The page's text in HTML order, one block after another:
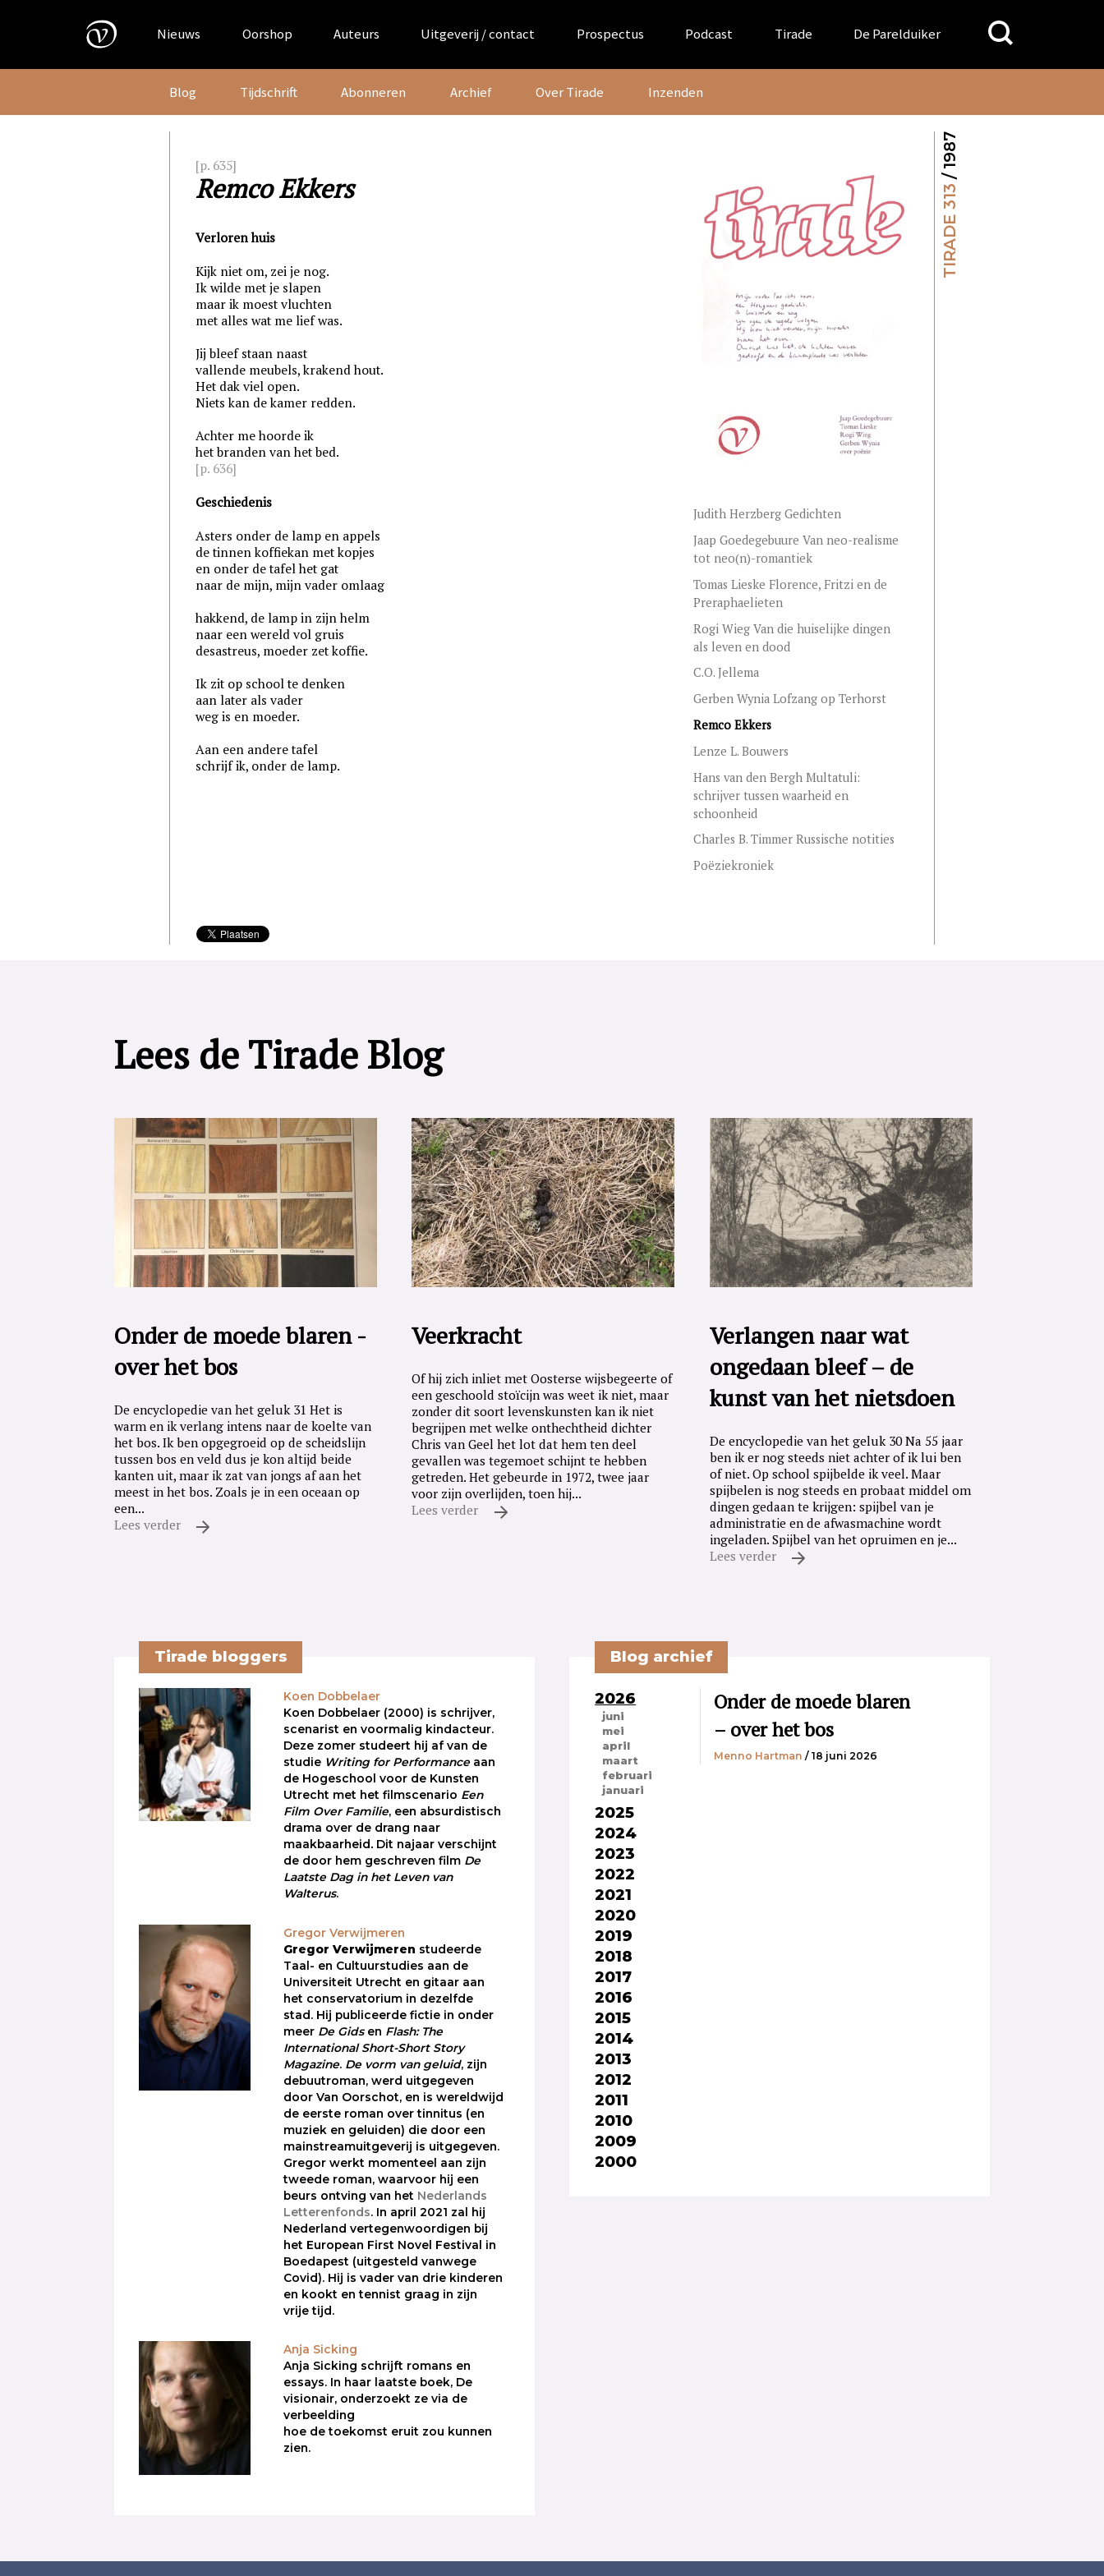
Nieuws Oorshop Auteurs Uitgeverij / contact Prospectus Podcast Tirade De Parelduiker
Search
for:
Blog Tijdschrift Abonneren Archief Over Tirade Inzenden
TIRADE 313
/ 1987
[p. 635]
Remco Ekkers
Verloren huis
Kijk niet om, zei je nog.
Ik wilde met je slapen
maar ik moest vluchten
met alles wat me lief was.
Jij bleef staan naast
vallende meubels, krakend hout.
Het dak viel open.
Niets kan de kamer redden.
Achter me hoorde ik
het branden van het bed.
[p. 636]
Geschiedenis
Asters onder de lamp en appels
de tinnen koffiekan met kopjes
en onder de tafel het gat
naar de mijn, mijn vader omlaag
hakkend, de lamp in zijn helm
naar een wereld vol gruis
desastreus, moeder zet koffie.
Ik zit op school te denken
aan later als vader
weg is en moeder.
Aan een andere tafel
schrijf ik, onder de lamp.
Judith Herzberg Gedichten
Jaap Goedegebuure Van neo-realisme
tot neo(n)-romantiek
Tomas Lieske Florence, Fritzi en de
Preraphaelieten
Rogi Wieg Van die huiselijke dingen
als leven en dood
C.O. Jellema
Gerben Wynia Lofzang op Terhorst
Remco Ekkers
Lenze L. Bouwers
Hans van den Bergh Multatuli:
schrijver tussen waarheid en
schoonheid
Charles B. Timmer Russische notities
Poëziekroniek
Lees de Tirade Blog
Onder de moede blaren -
over het bos
De encyclopedie van het geluk 31 Het is
warm en ik verlang intens naar de koelte van
het bos. Ik ben opgegroeid op de scheidslijn
tussen bos en veld dus je kon altijd beide
kanten uit, maar ik zat van jongs af aan het
meest in het bos. Zoals je in een oceaan op
een...
Lees verder
Veerkracht
Of hij zich inliet met Oosterse wijsbegeerte of
een geschoold stoïcijn was weet ik niet, maar
zonder dit soort levenskunsten kan ik niet
begrijpen met welke onthechtheid dichter
Chris van Geel het lot dat hem ten deel
gevallen was tegemoet schijnt te hebben
getreden. Het gebeurde in 1972, twee jaar
voor zijn overlijden, toen hij...
Lees verder
Verlangen naar wat
ongedaan bleef – de
kunst van het nietsdoen
De encyclopedie van het geluk 30 Na 55 jaar
ben ik er nog steeds niet achter of ik lui ben
of niet. Op school spijbelde ik veel. Maar
spijbelen is nog steeds en probaat middel om
dingen gedaan te krijgen: spijbel van je
administratie en de afwasmachine wordt
ingeladen. Spijbel van het opruimen en je...
Lees verder
Tirade bloggers
Koen Dobbelaer
Koen Dobbelaer (2000) is schrijver,
scenarist en voormalig kindacteur.
Deze zomer studeert hij af van de
studie Writing for Performanceaan
de Hogeschool voor de Kunsten
Utrecht met het filmscenario Een
Film Over Familie, een absurdistisch
drama over de drang naar
maakbaarheid. Dit najaar verschijnt
de door hem geschreven film De
Laatste Dag in het Leven van
Walterus.
Gregor Verwijmeren
Gregor Verwijmeren studeerde
Taal- en Cultuurstudies aan de
Universiteit Utrecht en gitaar aan
het conservatorium in dezelfde
stad. Hij publiceerde fictie in onder
meer De Gidsen Flash: The
International Short-Short Story
Magazine. De vorm van geluid, zijn
debuutroman, werd uitgegeven
door Van Oorschot, en is wereldwijd
de eerste roman over tinnitus (en
muziek en geluiden) die door een
mainstreamuitgeverij is uitgegeven.
Gregor werkt momenteel aan zijn
tweede roman, waarvoor hij een
beurs ontving van het Nederlands
Letterenfonds. In april 2021 zal hij
Nederland vertegenwoordigen bij
het European First Novel Festival in
Boedapest (uitgesteld vanwege
Covid). Hij is vader van drie kinderen
en kookt en tennist graag in zijn
vrije tijd.
Anja Sicking
Anja Sicking schrijft romans en
essays. In haar laatste boek, De
visionair, onderzoekt ze via de
verbeelding
hoe de toekomst eruit zou kunnen
zien.
Blog archief
2026
juni
mei
april
maart
februari
januari
2025
2024
2023
2022
2021
2020
2019
2018
2017
2016
2015
2014
2013
2012
2011
2010
2009
2000
Onder de moede blaren
– over het bos
Menno Hartman / 18 juni 2026